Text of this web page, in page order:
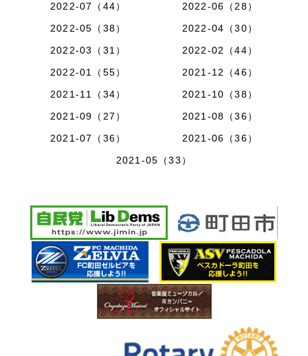
2022-07（44）
2022-06（28）
2022-05（38）
2022-04（30）
2022-03（31）
2022-02（44）
2022-01（55）
2021-12（46）
2021-11（34）
2021-10（38）
2021-09（27）
2021-08（36）
2021-07（36）
2021-06（36）
2021-05（33）